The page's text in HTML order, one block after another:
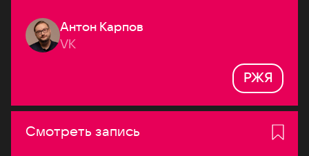
Антон Карпов
VK
РЖЯ
Смотреть запись